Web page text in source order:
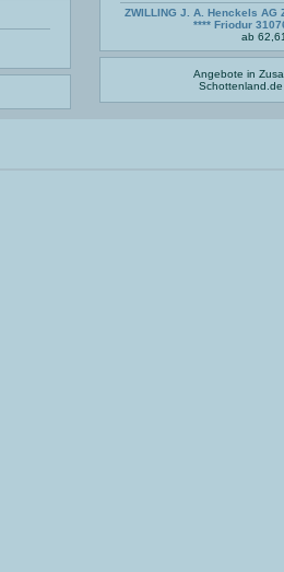
ZWILLING J. A. Henckels
**** Friodur
ab
Angebote in
Schottenland.de